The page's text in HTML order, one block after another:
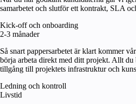
samarbetet och slutför ett kontrakt, SLA
Kick-off och onboarding
2-3 månader
Så snart pappersarbetet är klart kommer
börja arbeta direkt med ditt projekt. Allt du
tillgång till projektets infrastruktur och
Ledning och kontroll
Livstid